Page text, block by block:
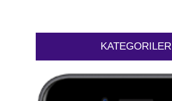
KATEGORILER